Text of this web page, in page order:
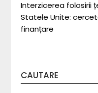
Interzicerea folosirii
Statele Unite:
finanțare
CAUTARE